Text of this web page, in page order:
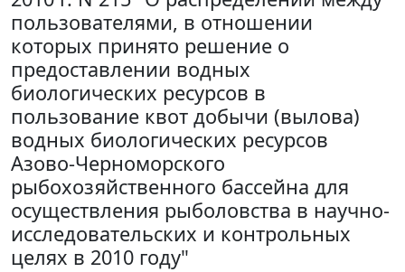
пользователями, в отношении
которых принято решение о
предоставлении водных
биологических ресурсов в
пользование квот добычи (вылова)
водных биологических ресурсов
Азово-Черноморского
рыбохозяйственного бассейна для
осуществления рыболовства в научно-
исследовательских и контрольных
целях в 2010 году"